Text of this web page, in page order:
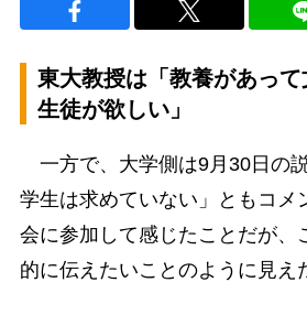
東大教授は「教養があっ
生徒が欲しい」
一方で、大学側は9月30日の
学生は求めていない」ともコメ
会に参加して感じたことだが、
的に伝えたいことのように見え